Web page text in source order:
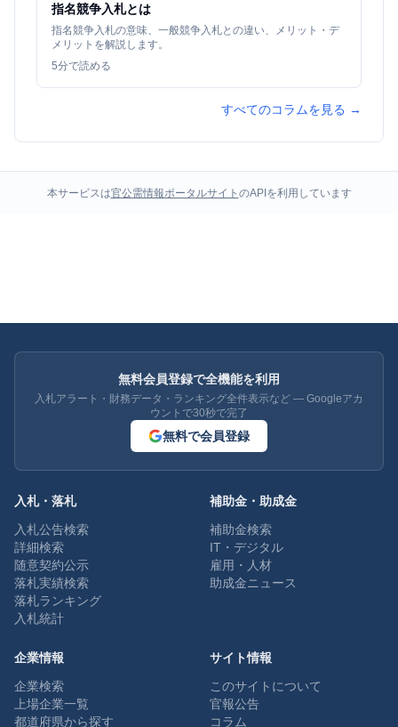
指名競争入札とは
指名競争入札の意味、一般競争入札との違い、メリット・デ
メリットを解説します。
5分で読める
すべてのコラムを見る →
本サービスは官公需情報ポータルサイト のAPIを利用しています
無料会員登録で全機能を利用
入札アラート・財務データ・ランキング全件表示など — Googleアカ
ウントで30秒で完了
無料で会員登録
入札・落札
入札公告検索
詳細検索
随意契約公示
落札実績検索
落札ランキング
入札統計
補助金・助成金
補助金検索
IT・デジタル
雇用・人材
助成金ニュース
企業情報
企業検索
上場企業一覧
都道府県から探す
サイト情報
このサイトについて
官報公告
コラム